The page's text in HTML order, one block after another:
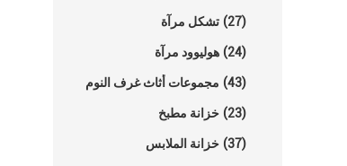
تشكل مرآة (27)
هوليوود مرآة (24)
مجموعات أثاث غرف النوم (43)
خزانة مطبخ (23)
خزانة الملابس (37)